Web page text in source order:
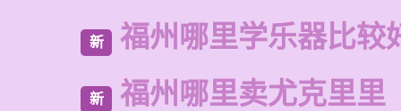
新 福州哪里学乐器比较
新 福州哪里卖尤克里里